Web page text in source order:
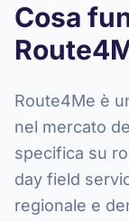
Cosa
Route4Me è
nel mercato
specifica su
day field
regionale e